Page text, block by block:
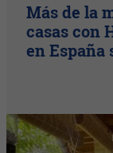
Más de la
casas con
en España